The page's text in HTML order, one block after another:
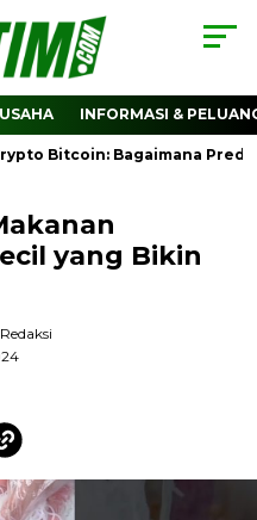
INFORMASI &
Bagaimana Prediction
yang Bikin